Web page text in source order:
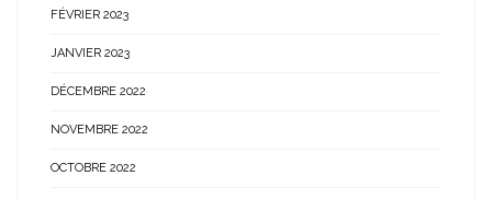
FÉVRIER 2023
JANVIER 2023
DÉCEMBRE 2022
NOVEMBRE 2022
OCTOBRE 2022